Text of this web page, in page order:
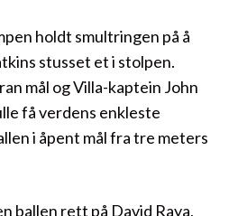
holdt smultringen på å
stusset et i stolpen.
mål og Villa-kaptein John
få verdens enkleste
i åpent mål fra tre meters
ballen rett på David Raya,